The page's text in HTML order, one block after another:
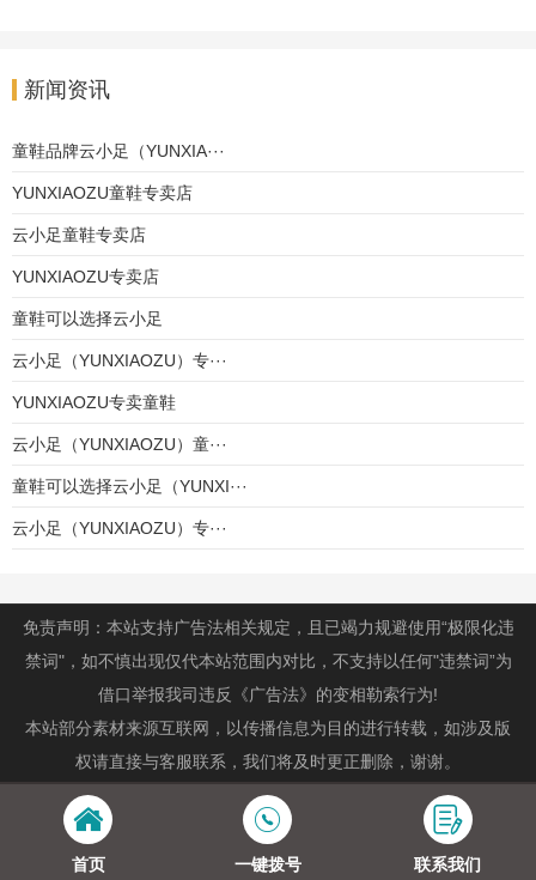
新闻资讯
童鞋品牌‌云小足（YUNXIA···
YUNXIAOZU童鞋专卖店
云小足童鞋专卖店
YUNXIAOZU专卖店
童鞋可以选择云小足
云小足（YUNXIAOZU）专···
YUNXIAOZU专卖童鞋
云小足（YUNXIAOZU）童···
童鞋可以选择云小足（YUNXI···
云小足（YUNXIAOZU）专···
免责声明：本站支持广告法相关规定，且已竭力规避使用“极限化违
禁词"，如不慎出现仅代本站范围内对比，不支持以任何"违禁词”为
借口举报我司违反《广告法》的变相勒索行为!
本站部分素材来源互联网，以传播信息为目的进行转载，如涉及版
权请直接与客服联系，我们将及时更正删除，谢谢。
首页 一键拨号 联系我们